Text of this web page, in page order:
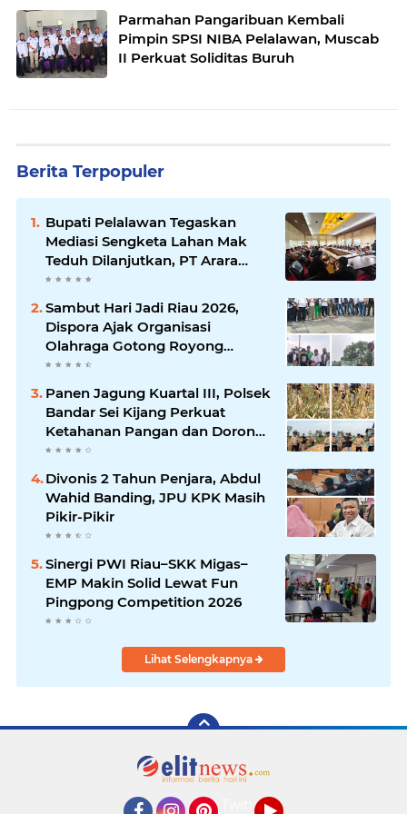
Parmahan Pangaribuan Kembali
Pimpin SPSI NIBA Pelalawan, Muscab
II Perkuat Soliditas Buruh
Berita Terpopuler
Bupati Pelalawan Tegaskan
Mediasi Sengketa Lahan Mak
Teduh Dilanjutkan, PT Arara
Abadi Diminta Hadir pada
Pertemuan Berikutnya
Sambut Hari Jadi Riau 2026,
Dispora Ajak Organisasi
Olahraga Gotong Royong
Percantik Stadion Utama Riau
Panen Jagung Kuartal III, Polsek
Bandar Sei Kijang Perkuat
Ketahanan Pangan dan Dorong
Produktivitas Petani
Divonis 2 Tahun Penjara, Abdul
Wahid Banding, JPU KPK Masih
Pikir-Pikir
Sinergi PWI Riau–SKK Migas–
EMP Makin Solid Lewat Fun
Pingpong Competition 2026
Lihat Selengkapnya
Twitter